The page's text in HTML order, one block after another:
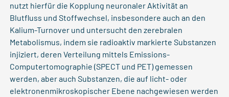
nutzt hierfür die Kopplung neuronaler Aktivität an
Blutfluss und Stoffwechsel, insbesondere auch an den
Kalium-Turnover und untersucht den zerebralen
Metabolismus, indem sie radioaktiv markierte Substanzen
injiziert, deren Verteilung mittels Emissions-
Computertomographie (SPECT und PET) gemessen
werden, aber auch Substanzen, die auf licht- oder
elektronenmikroskopischer Ebene nachgewiesen werden